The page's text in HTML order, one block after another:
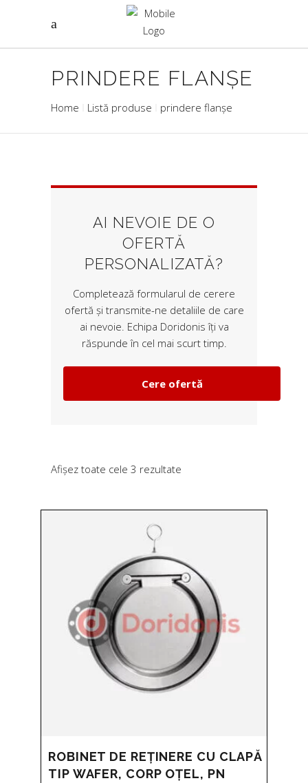
PRINDERE FLANȘE
Home Listă produse prindere flanșe
AI NEVOIE DE O
OFERTĂ
PERSONALIZATĂ?
Completează formularul de cerere
ofertă și transmite-ne detaliile de care
ai nevoie. Echipa Doridonis îți va
răspunde în cel mai scurt timp.
Cere ofertă
Afișez toate cele 3 rezultate
după
de
la
mare
ROBINET DE REȚINERE CU CLAPĂ
TIP WAFER, CORP OȚEL, PN